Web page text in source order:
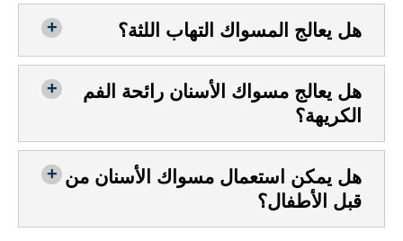
هل يعالج المسواك التهاب اللثة؟
هل يعالج مسواك الأسنان رائحة الفم
الكريهة؟
هل يمكن استعمال مسواك الأسنان من
قبل الأطفال؟